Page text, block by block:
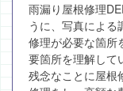
雨漏り屋根修理
うに、写真による
修理が必要な箇所
要箇所を理解して
残念なことに屋根